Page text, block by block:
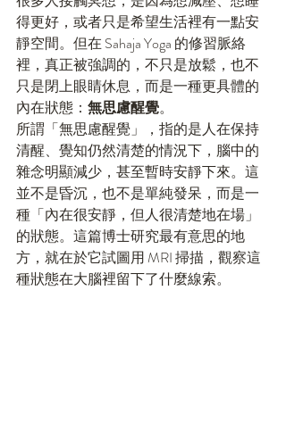
得更好，或者只是希望生活裡有一點安
靜空間。但在 Sahaja Yoga 的修習脈絡
裡，真正被強調的，不只是放鬆，也不
只是閉上眼睛休息，而是一種更具體的
內在狀態： 無思慮醒覺。
所謂「無思慮醒覺」，指的是人在保持
清醒、覺知仍然清楚的情況下，腦中的
雜念明顯減少，甚至暫時安靜下來。這
並不是昏沉，也不是單純發呆，而是一
種「內在很安靜，但人很清楚地在場」
的狀態。這篇博士研究最有意思的地
方，就在於它試圖用 MRI 掃描，觀察這
種狀態在大腦裡留下了什麼線索。